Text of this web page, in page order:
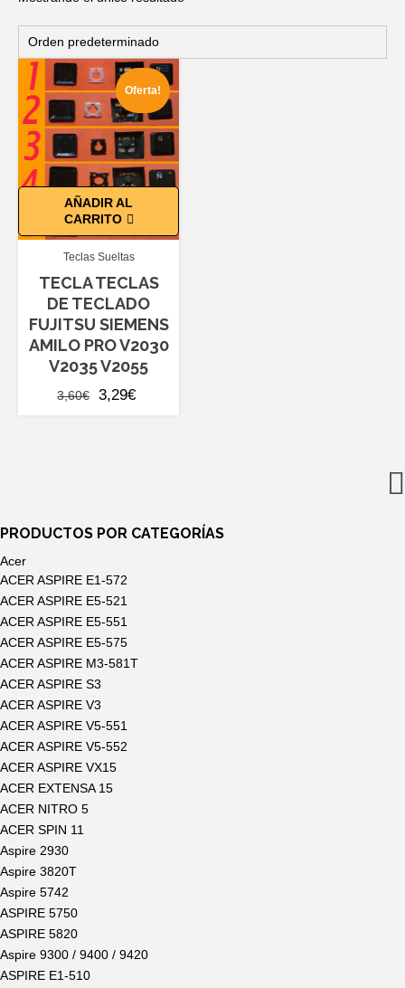
AÑADIR AL
CARRITO
Oferta!
Teclas Sueltas
TECLA TECLAS
DE TECLADO
FUJITSU SIEMENS
AMILO PRO V2030
V2035 V2055
3,60€
El
3,29€
PRODUCTOS POR CATEGORÍAS
Acer
ACER ASPIRE E1-572
ACER ASPIRE E5-521
ACER ASPIRE E5-551
ACER ASPIRE E5-575
ACER ASPIRE M3-581T
ACER ASPIRE S3
ACER ASPIRE V3
ACER ASPIRE V5-551
ACER ASPIRE V5-552
ACER ASPIRE VX15
ACER EXTENSA 15
ACER NITRO 5
ACER SPIN 11
Aspire 2930
Aspire 3820T
Aspire 5742
ASPIRE 5750
ASPIRE 5820
Aspire 9300 / 9400 / 9420
ASPIRE E1-510